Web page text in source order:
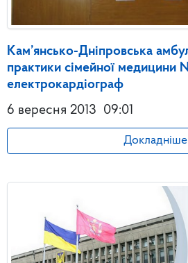
Кам’янсько-Дніпровська
практики сімейної медицини
електрокардіограф
6 вересня 2013 09:01
Докладніше